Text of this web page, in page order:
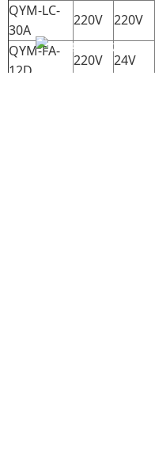
QYM-LC-
30A
220V 220V
QYM-FA-
12D
220V 24V
在线咨询(7*24)